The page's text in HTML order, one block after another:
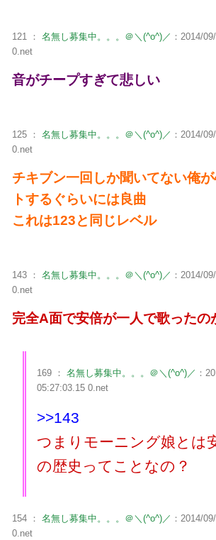
121 ： 名無し募集中。。。＠＼(^o^)／ ：2014/
0.net
音がチープすぎて悲しい
125 ： 名無し募集中。。。＠＼(^o^)／ ：2014/
0.net
チキブン一回しか聞いてない俺
トするぐらいには良曲
これは123と同じレベル
143 ： 名無し募集中。。。＠＼(^o^)／ ：2014/
0.net
完全A面で安倍が一人で歌ったの
169 ： 名無し募集中。。。＠＼(^o^)／ ：
05:27:03.15 0.net
>>143
つまりモーニング娘とは
の歴史ってことなの？
154 ： 名無し募集中。。。＠＼(^o^)／ ：2014/
0.net